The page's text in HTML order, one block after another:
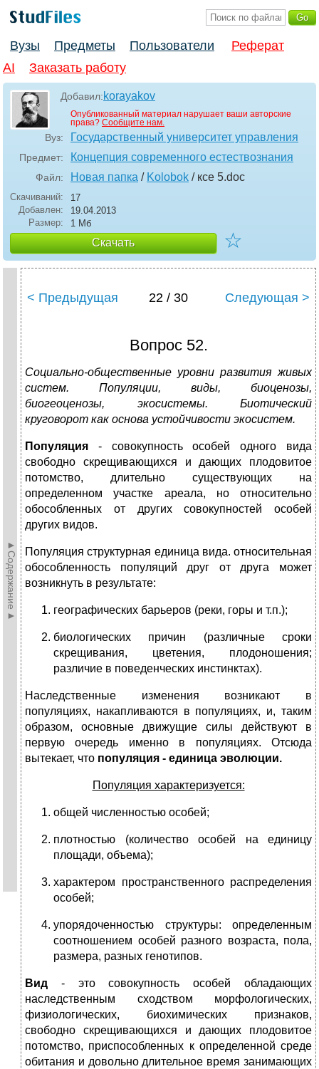
Вузы Предметы Пользователи
Реферат
AI
Заказать работу
Добавил:korayakov
Опубликованный материал нарушает ваши авторские
права? Сообщите нам.
Вуз: Государственный университет управления
Предмет: Концепция современного естествознания
Файл: Новая папка / Kolobok / ксе 5.doc
Скачиваний:
17
Добавлен:
19.04.2013
Размер:
1 Мб
Скачать ☆
►Содержание►
< Предыдущая 22 / 30 Следующая >
Вопрос 52.
Социально-общественные уровни развития живых
систем. Популяции, виды, биоценозы,
биогеоценозы, экосистемы. Биотический
круговорот как основа устойчивости экосистем.
Популяция - совокупность особей одного вида
свободно скрещивающихся и дающих плодовитое
потомство, длительно существующих на
определенном участке ареала, но относительно
обособленных от других совокупностей особей
других видов.
Популяция структурная единица вида. относительная
обособленность популяций друг от друга может
возникнуть в результате:
географических барьеров (реки, горы и т.п.);
биологических причин (различные сроки
скрещивания, цветения, плодоношения;
различие в поведенческих инстинктах).
Наследственные изменения возникают в
популяциях, накапливаются в популяциях, и, таким
образом, основные движущие силы действуют в
первую очередь именно в популяциях. Отсюда
вытекает, что популяция - единица эволюции.
Популяция характеризуется:
общей численностью особей;
плотностью (количество особей на единицу
площади, объема);
характером пространственного распределения
особей;
упорядоченностью структуры: определенным
соотношением особей разного возраста, пола,
размера, разных генотипов.
Вид - это совокупность особей обладающих
наследственным сходством морфологических,
физиологических, биохимических признаков,
свободно скрещивающихся и дающих плодовитое
потомство, приспособленных к определенной среде
обитания и довольно длительное время занимающих